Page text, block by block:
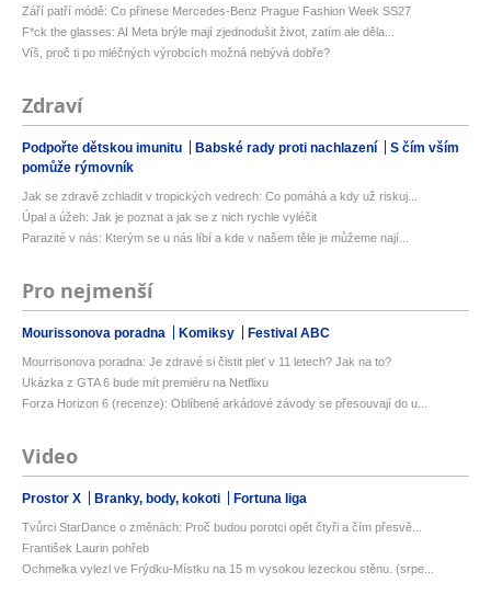
Září patří módě: Co přinese Mercedes-Benz Prague Fashion Week SS27
F*ck the glasses: AI Meta brýle mají zjednodušit život, zatím ale děla...
Víš, proč ti po mléčných výrobcích možná nebývá dobře?
Zdraví
Podpořte dětskou imunitu Babské rady proti nachlazení
S čím vším
pomůže rýmovník
Jak se zdravě zchladit v tropických vedrech: Co pomáhá a kdy už riskuj...
Úpal a úžeh: Jak je poznat a jak se z nich rychle vyléčit
Parazité v nás: Kterým se u nás líbí a kde v našem těle je můžeme nají...
Pro nejmenší
Mourissonova poradna Komiksy Festival ABC
Mourrisonova poradna: Je zdravé si čistit pleť v 11 letech? Jak na to?
Ukázka z GTA 6 bude mít premiéru na Netflixu
Forza Horizon 6 (recenze): Oblíbené arkádové závody se přesouvají do u...
Video
Prostor X Branky, body, kokoti Fortuna liga
Tvůrci StarDance o změnách: Proč budou porotci opět čtyři a čím přesvě...
František Laurin pohřeb
Ochmelka vylezl ve Frýdku-Místku na 15 m vysokou lezeckou stěnu. (srpe...